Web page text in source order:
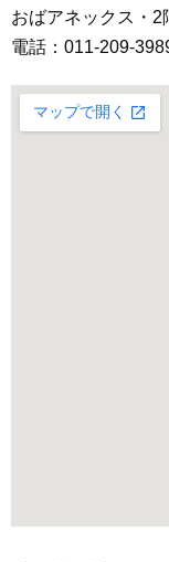
おばアネックス・2
電話：011-209-